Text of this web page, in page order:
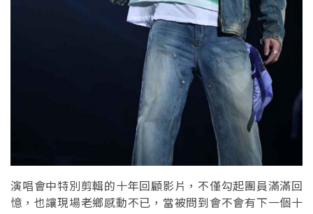
演唱會中特別剪輯的十年回顧影片，不僅勾起團員滿滿回
憶，也讓現場老鄉感動不已，當被問到會不會有下一個十